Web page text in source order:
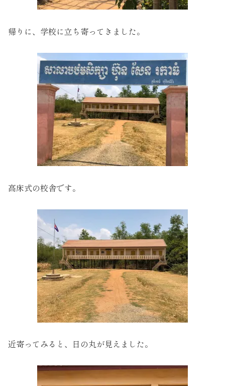
帰りに、学校に立ち寄ってきました。
高床式の校舎です。
近寄ってみると、日の丸が見えました。